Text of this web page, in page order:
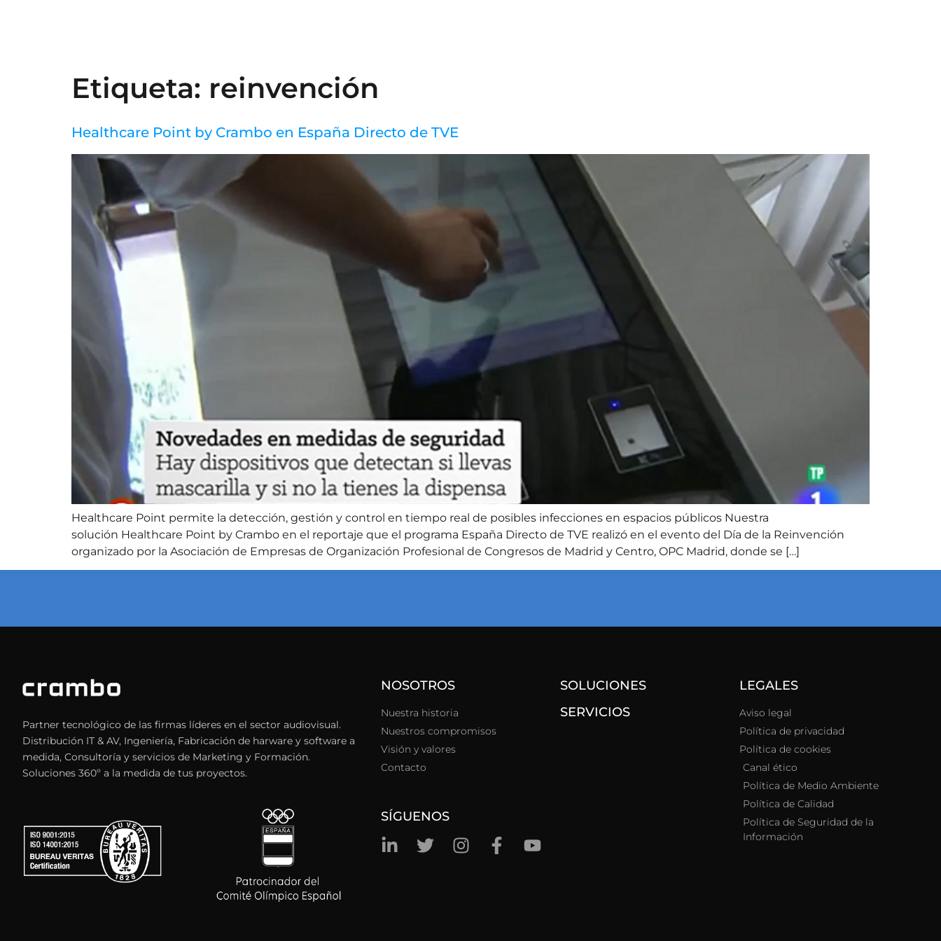
Etiqueta: reinvención
Healthcare Point by Crambo en España Directo de TVE
Healthcare Point permite la detección, gestión y control en tiempo real de posibles infecciones en espacios públicos Nuestra
solución Healthcare Point by Crambo en el reportaje que el programa España Directo de TVE realizó en el evento del Día de la Reinvención
organizado por la Asociación de Empresas de Organización Profesional de Congresos de Madrid y Centro, OPC Madrid, donde se […]
Partner tecnológico de las firmas líderes en el sector audiovisual.
Distribución IT & AV, Ingeniería, Fabricación de harware y software a
medida, Consultoría y servicios de Marketing y Formación.
Soluciones 360º a la medida de tus proyectos.
NOSOTROS
Nuestra historia
Nuestros compromisos
Visión y valores
Contacto
SÍGUENOS
SOLUCIONES
SERVICIOS
LEGALES
Aviso legal
Política de privacidad
Política de cookies
Canal ético
Política de Medio Ambiente
Política de Calidad
Política de Seguridad de la
Información